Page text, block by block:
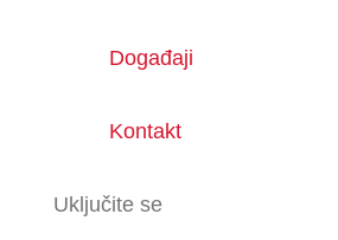
Događaji
Kontakt
Uključite se